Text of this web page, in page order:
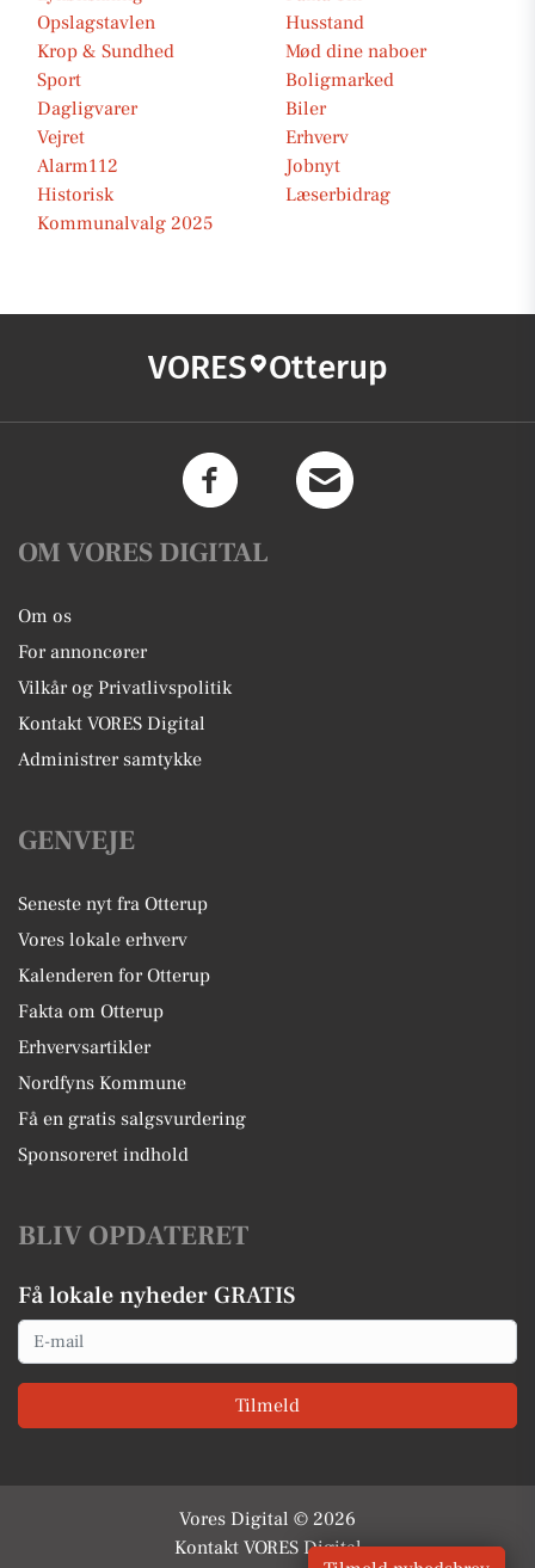
Opslagstavlen
Husstand
Krop & Sundhed
Mød dine naboer
Sport
Boligmarked
Dagligvarer
Biler
Vejret
Erhverv
Alarm112
Jobnyt
Historisk
Læserbidrag
Kommunalvalg 2025
VORES Otterup
OM VORES DIGITAL
Om os
For annoncører
Vilkår og Privatlivspolitik
Kontakt VORES Digital
Administrer samtykke
GENVEJE
Seneste nyt fra Otterup
Vores lokale erhverv
Kalenderen for Otterup
Fakta om Otterup
Erhvervsartikler
Nordfyns Kommune
Få en gratis salgsvurdering
Sponsoreret indhold
BLIV OPDATERET
Få lokale nyheder GRATIS
Email
Tilmeld
Vores Digital © 2026
Kontakt VORES Digital